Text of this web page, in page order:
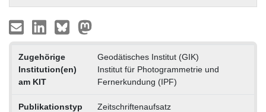
Zugehörige
Institution(en)
am KIT
Geodätisches Institut (GIK)
Institut für Photogrammetrie und
Fernerkundung (IPF)
Publikationstyp Zeitschriftenaufsatz